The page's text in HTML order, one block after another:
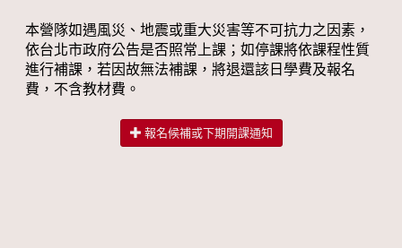
本營隊如遇風災、地震或重大災害等不可抗力之因素，
依台北市政府公告是否照常上課；如停課將依課程性質
進行補課，若因故無法補課，將退還該日學費及報名
費，不含教材費。
報名候補或下期開課通知